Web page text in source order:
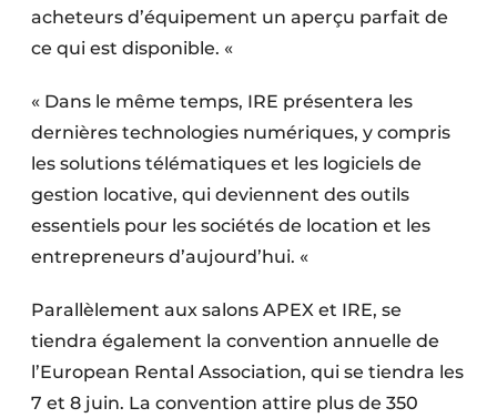
acheteurs d’équipement un aperçu parfait de
ce qui est disponible. «
« Dans le même temps, IRE présentera les
dernières technologies numériques, y compris
les solutions télématiques et les logiciels de
gestion locative, qui deviennent des outils
essentiels pour les sociétés de location et les
entrepreneurs d’aujourd’hui. «
Parallèlement aux salons APEX et IRE, se
tiendra également la convention annuelle de
l’European Rental Association, qui se tiendra les
7 et 8 juin. La convention attire plus de 350